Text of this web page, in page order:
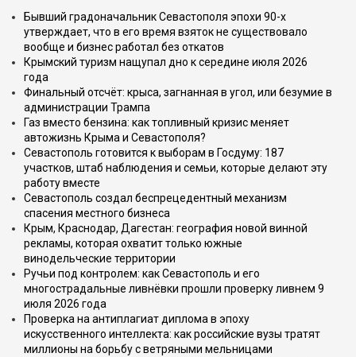
Бывший градоначальник Севастополя эпохи 90-х
утверждает, что в его время взяток не существовало
вообще и бизнес работал без откатов
Крымский туризм нащупал дно к середине июля 2026
года
Финальный отсчёт: крыса, загнанная в угол, или безумие в
администрации Трампа
Газ вместо бензина: как топливный кризис меняет
автожизнь Крыма и Севастополя?
Севастополь готовится к выборам в Госдуму: 187
участков, штаб наблюдения и семьи, которые делают эту
работу вместе
Севастополь создал беспрецедентный механизм
спасения местного бизнеса
Крым, Краснодар, Дагестан: география новой винной
рекламы, которая охватит только южные
винодельческие территории
Ручьи под контролем: как Севастополь и его
многострадальные ливнёвки прошли проверку ливнем 9
июля 2026 года
Проверка на антиплагиат диплома в эпоху
искусственного интеллекта: как российские вузы тратят
миллионы на борьбу с ветряными мельницами